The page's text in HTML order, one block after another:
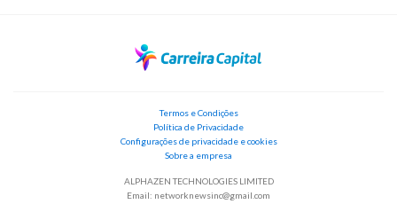
Termos e Condições
Política de Privacidade
Configurações de privacidade e cookies
Sobre a empresa
ALPHAZEN TECHNOLOGIES LIMITED
Email: networknewsinc@gmail.com